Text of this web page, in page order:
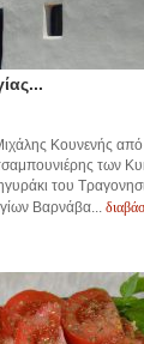
Κουνενής
των
του
Βαρνάβα...